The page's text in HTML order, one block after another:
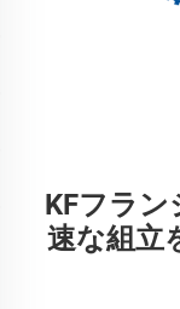
KFフラ
速な組立